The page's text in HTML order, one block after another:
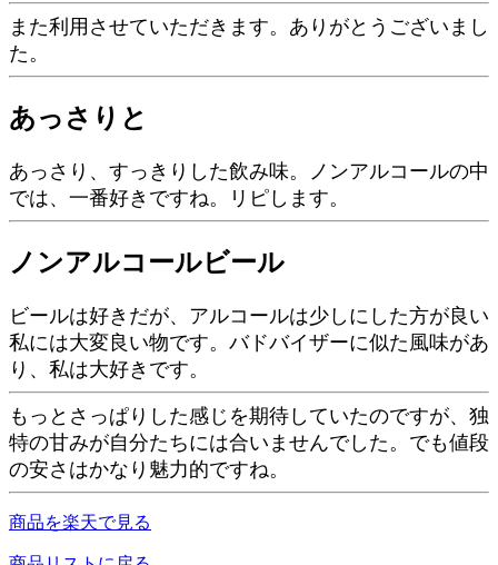
また利用させていただきます。ありがとうございまし
た。
あっさりと
あっさり、すっきりした飲み味。ノンアルコールの中
では、一番好きですね。リピします。
ノンアルコールビール
ビールは好きだが、アルコールは少しにした方が良い
私には大変良い物です。バドバイザーに似た風味があ
り、私は大好きです。
もっとさっぱりした感じを期待していたのですが、独
特の甘みが自分たちには合いませんでした。でも値段
の安さはかなり魅力的ですね。
商品を楽天で見る